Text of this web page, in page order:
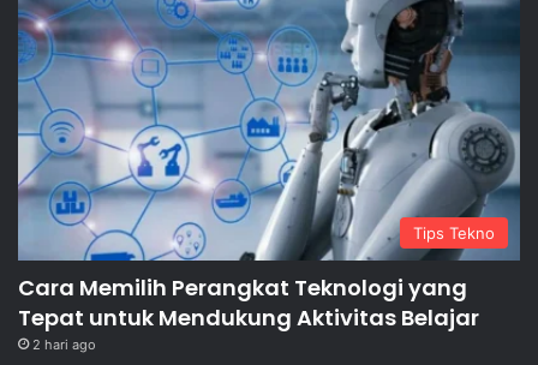
Tips Tekno
Cara Memilih Perangkat Teknologi yang
Tepat untuk Mendukung Aktivitas Belajar
2 hari ago